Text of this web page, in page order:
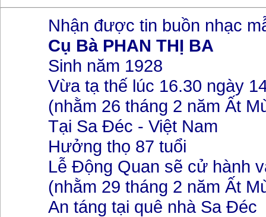
Nhận được tin buồn nhạc
Cụ Bà PHAN THỊ BA
Sinh năm 1928
Vừa tạ thế lúc 16.30 ngày
(nhằm 26 tháng 2 năm Ất
Tại Sa Đéc - Việt Nam
Hưởng thọ 87 tuổi
Lễ Động Quan sẽ cử hành
(nhằm 29 tháng 2 năm Ất
An táng tại quê nhà Sa Đéc